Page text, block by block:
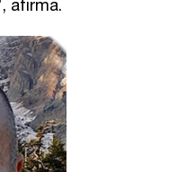
afirma.